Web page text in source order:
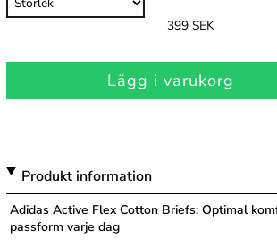
399 SEK
Lägg i varukorg
Produkt information
Adidas Active Flex Cotton Briefs: Optimal
passform varje dag